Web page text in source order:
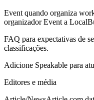
Event quando organiza
organizador Event a
FAQ para expectativas de
classificações.
Adicione Speakable para
Editores e média